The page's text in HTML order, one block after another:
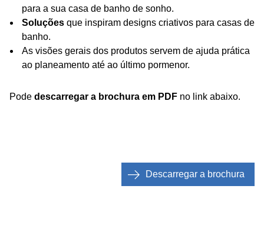
para a sua casa de banho de sonho.
Soluções que inspiram designs criativos para casas de
banho.
As visões gerais dos produtos servem de ajuda prática
ao planeamento até ao último pormenor.
Pode descarregar a brochura em PDF no link abaixo.
Descarregar a brochura